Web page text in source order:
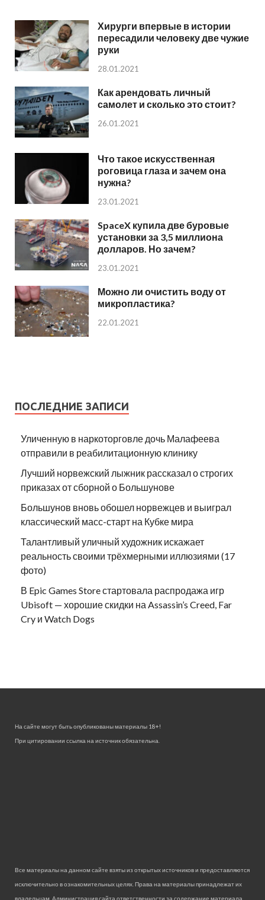
Хирурги впервые в истории
пересадили человеку две чужие
руки
28.01.2021
Как арендовать личный
самолет и сколько это стоит?
26.01.2021
Что такое искусственная
роговица глаза и зачем она
нужна?
23.01.2021
SpaceX купила две буровые
установки за 3,5 миллиона
долларов. Но зачем?
23.01.2021
Можно ли очистить воду от
микропластика?
22.01.2021
ПОСЛЕДНИЕ ЗАПИСИ
Уличенную в наркоторговле дочь Малафеева
отправили в реабилитационную клинику
Лучший норвежский лыжник рассказал о строгих
приказах от сборной о Большунове
Большунов вновь обошел норвежцев и выиграл
классический масс-старт на Кубке мира
Талантливый уличный художник искажает
реальность своими трёхмерными иллюзиями (17
фото)
В Epic Games Store стартовала распродажа игр
Ubisoft — хорошие скидки на Assassin’s Creed, Far
Cry и Watch Dogs
На сайте могут быть опубликованы материалы 18+!
При цитировании ссылка на источник обязательна.
Все материалы на данном сайте взяты из открытых источников и предоставляются
исключительно в ознакомительных целях. Права на материалы принадлежат их
владельцам. Администрация сайта ответственности за содержание материала